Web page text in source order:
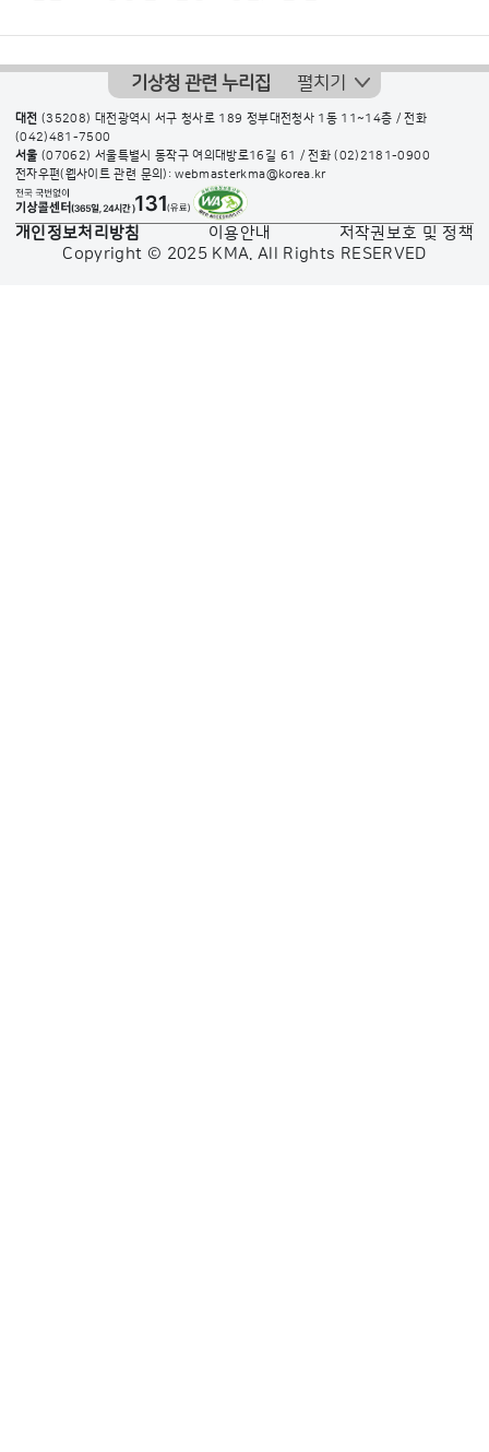
기상청 관련 누리집 펼치기
대전 (35208) 대전광역시 서구 청사로 189 정부대전청사 1동 11~14층 / 전화
(042)481-7500
서울 (07062) 서울특별시 동작구 여의대방로16길 61 / 전화(02)2181-0900
전자우편(웹사이트 관련 문의): webmasterkma@korea.kr
개인정보처리방침 이용안내
저작권보호 및 정책
Copyright © 2025 KMA. All Rights RESERVED